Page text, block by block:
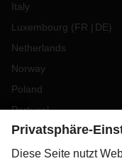
Italy
Luxembourg (FR DE)
Netherlands
Norway
Poland
Portugal
Romania
Slovakia